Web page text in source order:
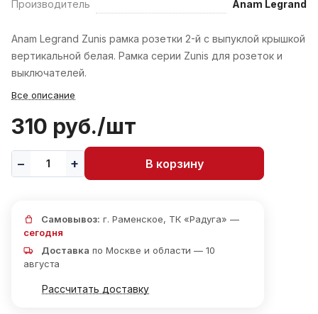
Производитель Anam Legrand
Anam Legrand Zunis рамка розетки 2-й с выпуклой крышкой
вертикальной белая. Рамка серии Zunis для розеток и
выключателей.
Все описание
310 руб./шт
В корзину
Самовывоз: г. Раменское, ТК «Радуга» —
сегодня
Доставка по Москве и области — 10
августа
Рассчитать доставку